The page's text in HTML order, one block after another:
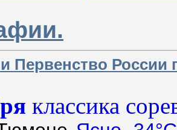
Первенство
классика